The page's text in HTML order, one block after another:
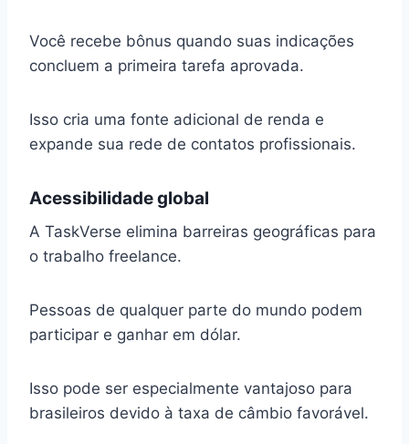
Você recebe bônus quando suas indicações
concluem a primeira tarefa aprovada.
Isso cria uma fonte adicional de renda e
expande sua rede de contatos profissionais.
Acessibilidade global
A TaskVerse elimina barreiras geográficas para
o trabalho freelance.
Pessoas de qualquer parte do mundo podem
participar e ganhar em dólar.
Isso pode ser especialmente vantajoso para
brasileiros devido à taxa de câmbio favorável.